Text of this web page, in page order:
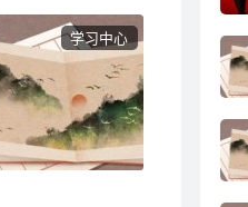
学习中心